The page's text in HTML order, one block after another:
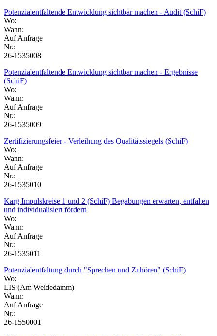
Potenzialentfaltende Entwicklung sichtbar machen - Audit (SchiF)
Wo:
Wann:
Auf Anfrage
Nr.:
26-1535008
Potenzialentfaltende Entwicklung sichtbar machen - Ergebnisse
(SchiF)
Wo:
Wann:
Auf Anfrage
Nr.:
26-1535009
Zertifizierungsfeier - Verleihung des Qualitätssiegels (SchiF)
Wo:
Wann:
Auf Anfrage
Nr.:
26-1535010
Karg Impulskreise 1 und 2 (SchiF) Begabungen erwarten, entfalten
und individualisiert fördern
Wo:
Wann:
Auf Anfrage
Nr.:
26-1535011
Potenzialentfaltung durch "Sprechen und Zuhören" (SchiF)
Wo:
LIS (Am Weidedamm)
Wann:
Auf Anfrage
Nr.:
26-1550001